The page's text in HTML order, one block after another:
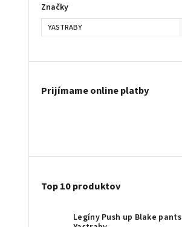
Značky
YASTRABY
Prijímame online platby
Top 10 produktov
Legíny Push up Blake pants